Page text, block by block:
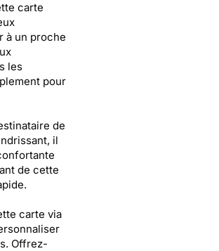
carte
à un proche
les
pour
de
il
de cette
carte via
Offrez-